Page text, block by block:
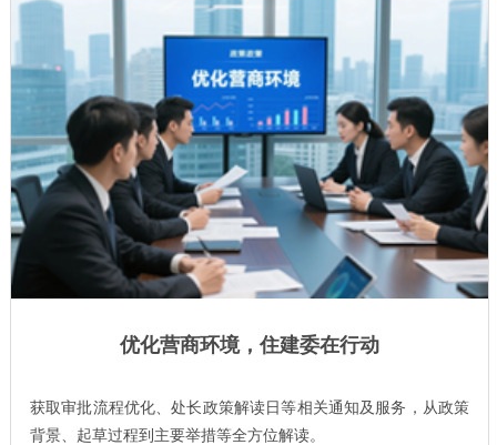
优化营商环境，住建委在行动
获取审批流程优化、处长政策解读日等相关通知及服务，从政策
背景、起草过程到主要举措等全方位解读。